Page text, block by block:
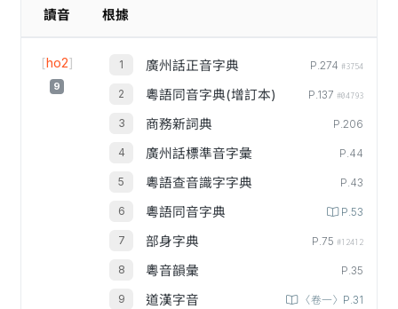
讀音 根據
[ho2]
9
廣州話正音字典 P.274 #3754
粵語同音字典(增訂本) P.137 #04793
商務新詞典 P.206
廣州話標準音字彙 P.44
粵語查音識字字典 P.43
粵語同音字典 P.53
部身字典 P.75 #12412
粵音韻彙 P.35
道漢字音
〈卷一〉P.31